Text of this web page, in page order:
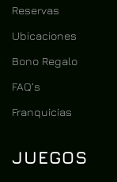
Reservas
Ubicaciones
Bono Regalo
FAQ’s
Franquicias
JUEGOS